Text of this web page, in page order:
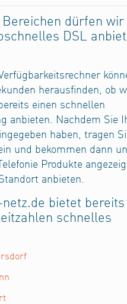
Bereichen dürfen wir
DSL
herausfinden, ob
einen schnellen
anbieten. Nachdem Sie
haben, tragen
und bekommen dann
Produkte
anbieten.
bietet
schnelles